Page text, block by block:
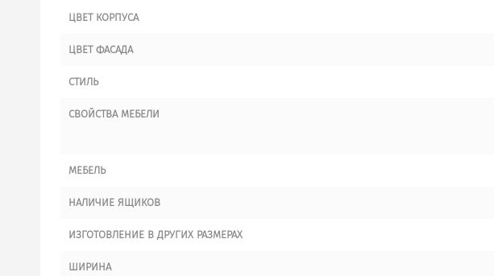
ЦВЕТ КОРПУСА
ЦВЕТ ФАСАДА
СТИЛЬ
СВОЙСТВА МЕБЕЛИ
МЕБЕЛЬ
НАЛИЧИЕ ЯЩИКОВ
ИЗГОТОВЛЕНИЕ В ДРУГИХ РАЗМЕРАХ
ШИРИНА